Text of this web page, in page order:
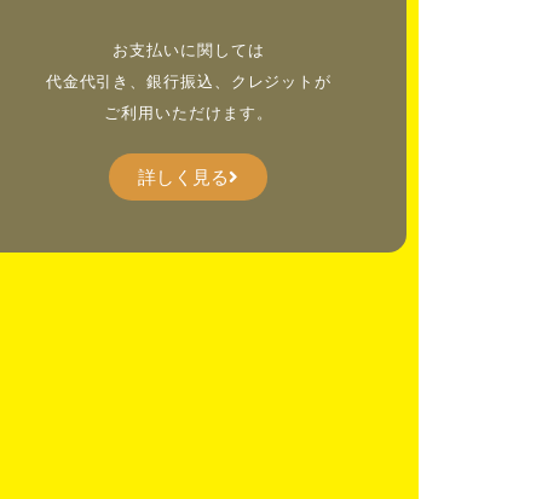
お支払いに関しては
代金代引き、銀行振込、クレジットが
ご利用いただけます。
詳しく見る